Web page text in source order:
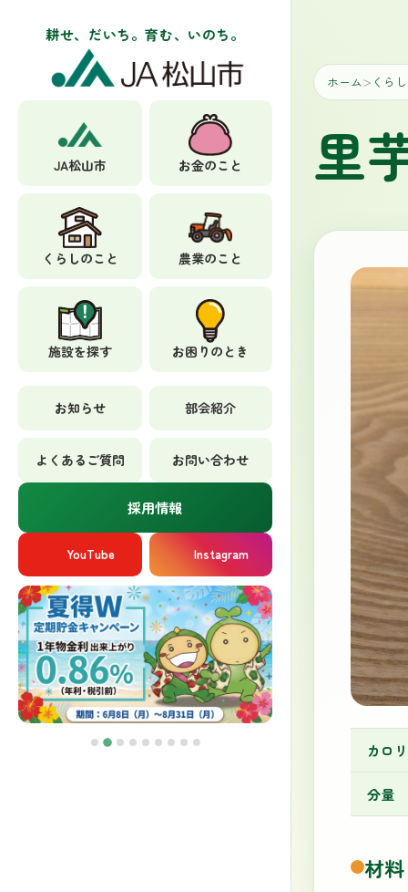
耕せ、だいち。育む、いのち。
JA松山市 お金のこと
くらしのこと 農業のこと
施設を探す お困りのとき
お知らせ 部会紹介
よくあるご質問 お問い合わせ
採用情報
YouTube Instagram
ホーム ＞ くら
里
カロ
分量
材料